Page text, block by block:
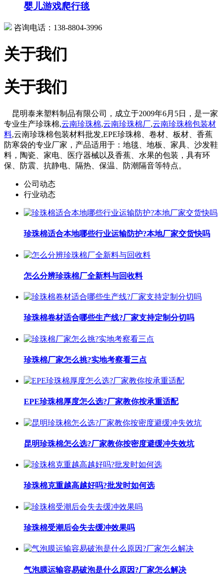
婴儿游戏爬行毯
咨询电话：138-8804-3996
关于我们
关于我们
昆明泰来塑料制品有限公司，成立于2009年6月5日，是一家
专业生产珍珠棉,云南珍珠棉,云南珍珠棉厂,云南珍珠棉包装材
料,云南珍珠棉包装材料批发,EPE珍珠棉、卷材、板材、香蕉
防寒袋的专业厂家，产品适用于：地毯、地板、家具、沙发鞋
料，陶瓷、家电、医疗器械以及香蕉、水果的包装，具有环
保、防震、抗静电、隔热、保温、防潮隔音等特点。
公司动态
行业动态
珍珠棉适合本地哪些行业运输防护?本地厂家交货快吗
怎么分辨珍珠棉厂全新料与回收料
珍珠棉卷材适合哪些生产线?厂家支持定制分切吗
珍珠棉厂家怎么挑?实地考察看三点
EPE珍珠棉厚度怎么选?厂家教你按承重适配
昆明珍珠棉怎么选?厂家教你按密度避缓冲失效坑
珍珠棉克重越高越好吗?批发时如何选
珍珠棉受潮后会失去缓冲效果吗
气泡膜运输容易破泡是什么原因?厂家怎么解决